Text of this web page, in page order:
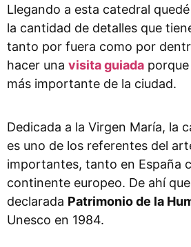
Llegando a esta catedral
la cantidad de detalles que
tanto por fuera como por
hacer una visita guiada
más importante de la ciudad.
Dedicada a la Virgen María, la
es uno de los referentes del
importantes, tanto en España
continente europeo. De ahí
declarada Patrimonio de la
Unesco en 1984.